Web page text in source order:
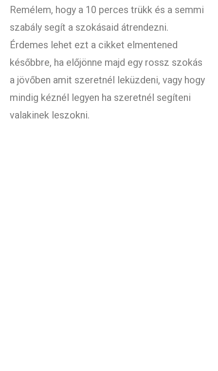
Remélem, hogy a 10 perces trükk és a semmi
szabály segít a szokásaid átrendezni.
Érdemes lehet ezt a cikket elmentened
későbbre, ha előjönne majd egy rossz szokás
a jövőben amit szeretnél leküzdeni, vagy hogy
mindig kéznél legyen ha szeretnél segíteni
valakinek leszokni.